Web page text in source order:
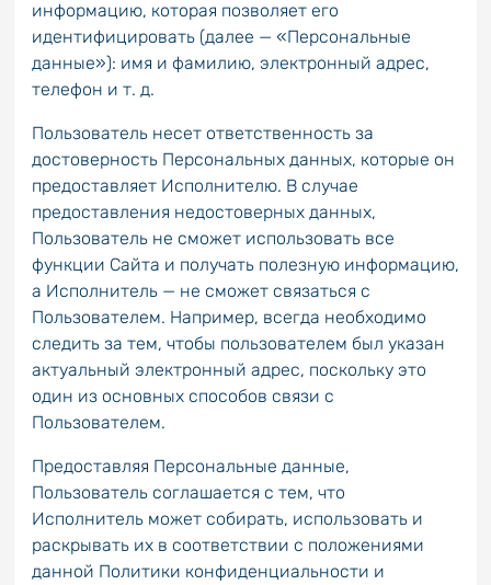
информацию, которая позволяет его
идентифицировать (далее — «Персональные
данные»): имя и фамилию, электронный адрес,
телефон и т. д.
Пользователь несет ответственность за
достоверность Персональных данных, которые он
предоставляет Исполнителю. В случае
предоставления недостоверных данных,
Пользователь не сможет использовать все
функции Сайта и получать полезную информацию,
а Исполнитель — не сможет связаться с
Пользователем. Например, всегда необходимо
следить за тем, чтобы пользователем был указан
актуальный электронный адрес, поскольку это
один из основных способов связи с
Пользователем.
Предоставляя Персональные данные,
Пользователь соглашается с тем, что
Исполнитель может собирать, использовать и
раскрывать их в соответствии с положениями
данной Политики конфиденциальности и